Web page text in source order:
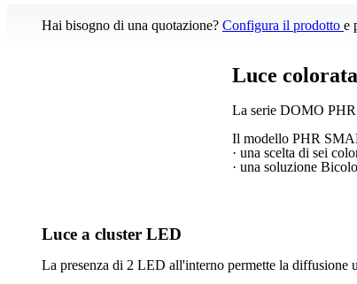
Hai bisogno di una quotazione? Configura il prodotto e
Luce
La serie DOMO PHR
Il modello PHR
· una scelta di sei
· una soluzione
Luce a cluster LED
La presenza di 2 LED all'interno permette la diffusione